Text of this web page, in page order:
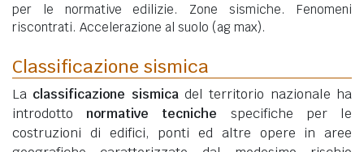
per le normative edilizie. Zone sismiche. Fenomeni
riscontrati. Accelerazione al suolo (ag max).
Classificazione sismica
La classificazione sismicadel territorio nazionale ha
introdotto normative tecniche specifiche per le
costruzioni di edifici, ponti ed altre opere in aree